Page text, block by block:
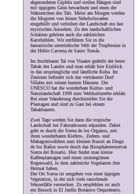
abgerundeten Gipfeln und steilen Hängen sind
mit üppigem Grün bewachsen und eines der
Wahrzeichen des Tals. Meist am Morgen werden
die Mogotes von feinen Nebelschwaden
eingehüllt und verleihen der Landschaft ein fast
mystisches Aussehen. Zu den landschaftlichen
Schätzen gehören auch die zahlreichen
Karsthöhlen. Wir entführen Sie in die
fantastische unterirdische Welt der Tropfsteine in
der Höhle Caverna de Santo Tomás.
Im fruchtbaren Tal von Vinales gedeiht der beste
Tabak des Landes und man erhält hier Einblick
in das ursprüngliche und ländliche Kuba. Im
Zentrum befindet sich das verträumte Dorf
Viñales mit seinen bunten Häusern. Die
UNESCO hat die wunderbare Kultur- und
Naturlandschaft 1999 zum Weltkulturerbe erklärt.
Bei einer Wanderung durchstreifen Sie die
Plantagen und sind zu Gast bei einem
Tabakbauern.
Zwei Tage werden Sie dann die tropische
Landschaft bei Fahrradtouren erkunden. Dabei
geht es durch die Sierra de los Órganos, mit
ihren wunderbaren Kiefern-, Zedern- und
Mahagoniwäldern zum kleinen Kurort an Diego
de los Baños sowie durch das Biosphärenreservat
Sierra del Rosario. Hier findet man kleine
Kaffeeplantagen und einen immergrünen
Regenwald, in dem zahlreiche Vogelarten ihre
Heimat haben.
Der Ort Soroa ist umgeben von einer üppigen
Vegetation, in der sich viele rauschende
Wasserfälle verstecken. Zu empfehlen ist auch
ein Besuch in El Jardín Botánico Orquideario.